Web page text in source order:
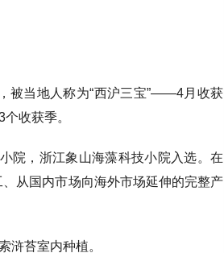
被当地人称为“西沪三宝”——4月收获
收获季。
院，浙江象山海藻科技小院入选。在
从国内市场向海外市场延伸的完整产
浒苔室内种植。